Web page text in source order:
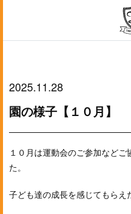
2025.11.28
園の様子【１０月】
１０月は運動会のご参加など
た。
子ども達の成長を感じてもらえ